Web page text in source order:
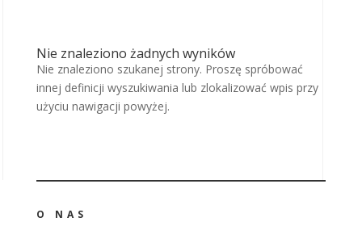
Nie znaleziono żadnych wyników
Nie znaleziono szukanej strony. Proszę spróbować
innej definicji wyszukiwania lub zlokalizować wpis przy
użyciu nawigacji powyżej.
O NAS